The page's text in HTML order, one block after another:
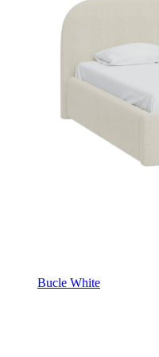
Bucle White